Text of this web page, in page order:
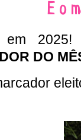
E o
em
DO